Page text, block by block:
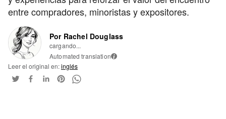
entre compradores, minoristas y expositores.
Por Rachel Douglass
cargando...
Automated translation i
Leer el original en:inglés